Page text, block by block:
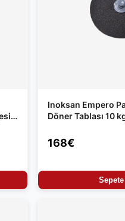
Inoksan Empero
Döner Tablası 10
168€